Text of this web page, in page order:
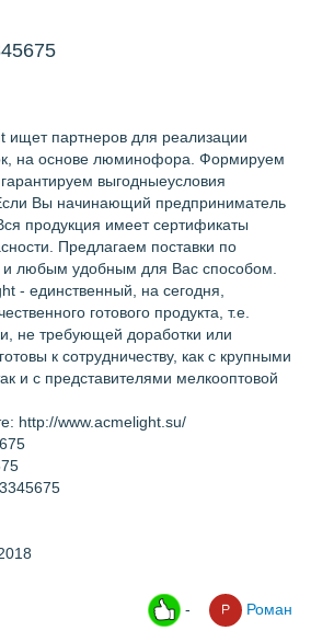
ищет партнеров для реализации
на основе люминофора. Формируем
выгодныеусловия
Вы начинающий предприниматель
продукция имеет сертификаты
Предлагаем поставки по
любым удобным для Вас способом.
- единственный, на сегодня,
готового продукта, т.е.
не требующей доработки или
к сотрудничеству, как с крупными
и с представителями мелкооптовой
http://www.acmelight.su/
- Роман